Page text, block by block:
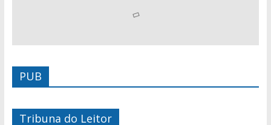
PUB
Tribuna do Leitor